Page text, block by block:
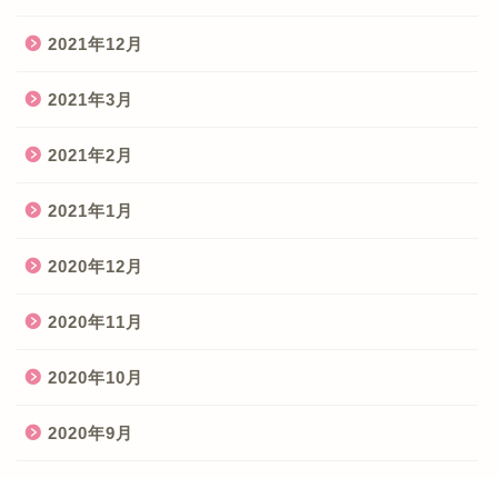
2021年12月
2021年3月
2021年2月
2021年1月
2020年12月
2020年11月
2020年10月
2020年9月